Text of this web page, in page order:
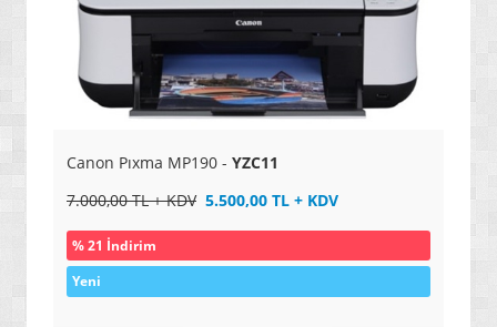
» YENİ NESİL PROJEKSİYONLAR
» OKUYAN KALEMLER
» YAZICILAR
» SES KAYIT CİHAZLARI
» MP3 ÇALARLAR
» AKILLI TELEFONLAR / ANDROID
Canon Pıxma MP190 - YZC11
7.000,00 TL + KDV 5.500,00 TL + KDV
% 21 İndirim
Yeni